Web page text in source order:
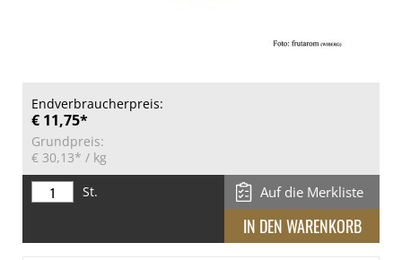
Endverbraucherpreis:
€ 11,75*
Grundpreis:
€ 30,13* / kg
St.
Auf die Merkliste